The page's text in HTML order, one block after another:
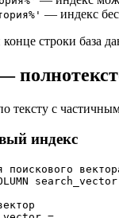
— индекс
строки база
тексту с
индекс